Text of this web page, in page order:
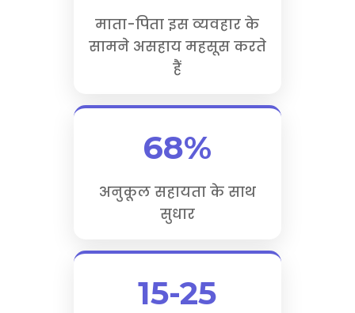
माता-पिता इस व्यवहार के
सामने असहाय महसूस करते
हैं
68%
अनुकूल सहायता के साथ
सुधार
15-25